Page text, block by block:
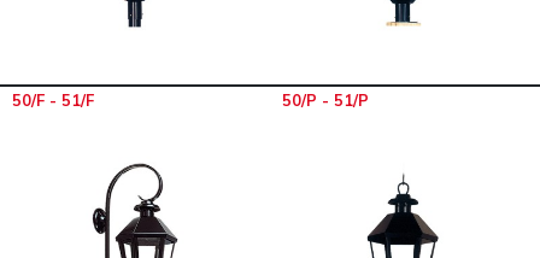
50/F - 51/F 50/P - 51/P